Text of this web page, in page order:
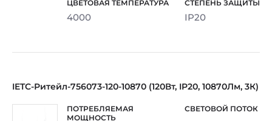
4000 IP20
IETC-Ритейл-756073-120-10870 (120Вт, IP20, 10870Лм, 3К)